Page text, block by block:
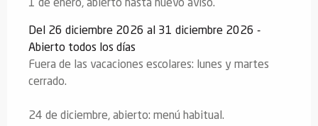
1 de enero, abierto hasta nuevo aviso.
Del 26 diciembre 2026 al 31 diciembre 2026 -
Abierto todos los días
Fuera de las vacaciones escolares: lunes y martes
cerrado.
24 de diciembre, abierto: menú habitual.